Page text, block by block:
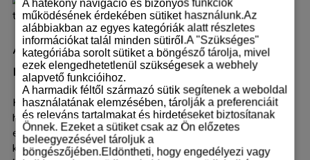
A hatékony navigáció és bizonyos funkciók
működésének érdekében sütiket használunk.Az
alábbiakban az egyes kategóriák alatt részletes
információkat talál minden sütiről.A "Szükséges"
kategóriába sorolt sütiket a böngésző tárolja, mivel
ezek elengedhetetlenül szükségesek a webhely
alapvető funkcióihoz.
A harmadik féltől származó sütik segítenek a weboldal
használatának elemzésében, tárolják a preferenciáit
és releváns tartalmakat és hirdetéseket biztosítanak
Önnek. Ezeket a sütiket csak az Ön előzetes
beleegyezésével tároljuk a
böngészőjében.Eldöntheti, hogy engedélyezi vagy
A mérés beállítása: Konverziókövetés
nélkül csak a sötétben tapogatózol
Képzelje el, hogy befektet egy jelentős összeget a
hirdetésekbe, látja a kattintásokat, de fogalma sincs, hogy
ezekből mennyi lett valós ügyfél vagy bevétel. A
konverziókövetés beállítása a hatékonygoogle ads